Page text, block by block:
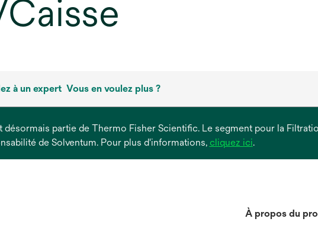
à un expert Vous en voulez plus ?
partie de Thermo Fisher Scientific. Le segment pour la
de Solventum. Pour plus d'informations, cliquez icis’ouvre
.
À propos du